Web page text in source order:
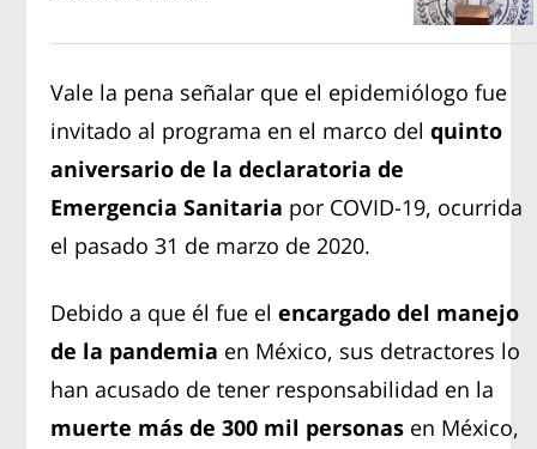
Vale la pena señalar que el epidemiólogo fue
invitado al programa en el marco delquinto
aniversario de la declaratoria de
Emergencia Sanitaria por COVID-19, ocurrida
el pasado 31 de marzo de 2020.
Debido a que él fue elencargado del manejo
de la pandemia en México, sus detractores lo
han acusado de tener responsabilidad en la
muerte más de 300 mil personas en México,